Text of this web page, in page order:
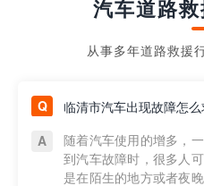
汽车道路
从事多年道路救援
临清市汽车出现故障怎么
随着汽车使用的增多，
到汽车故障时，很多人
是在陌生的地方或者夜